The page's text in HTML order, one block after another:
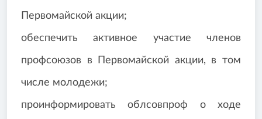
Первомайской акции;
обеспечить активное участие членов
профсоюзов в Первомайской акции, в том
числе молодежи;
проинформировать облсовпроф о ходе